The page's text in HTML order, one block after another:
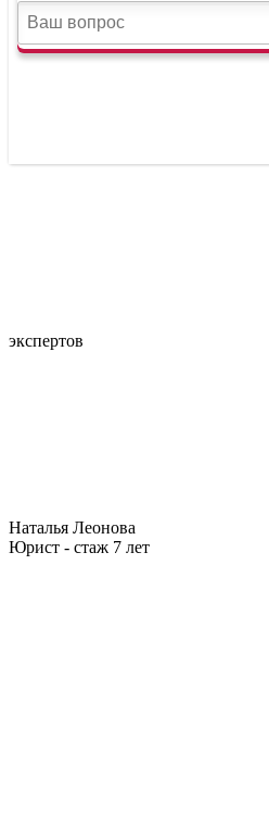
экспертов
Наталья Леонова
Юрист - стаж 7 лет